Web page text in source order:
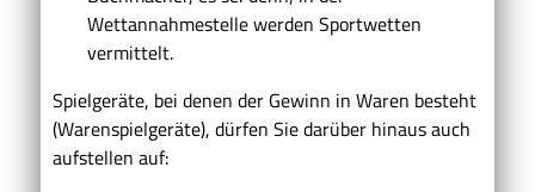
Wettannahmestelle werden Sportwetten
vermittelt.
Spielgeräte, bei denen der Gewinn in Waren besteht
(Warenspielgeräte), dürfen Sie darüber hinaus auch
aufstellen auf: